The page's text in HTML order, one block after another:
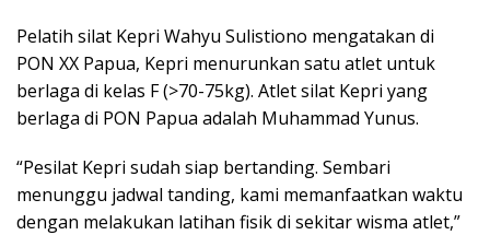
Pelatih silat Kepri Wahyu Sulistiono mengatakan di
PON XX Papua, Kepri menurunkan satu atlet untuk
berlaga di kelas F (>70-75kg). Atlet silat Kepri yang
berlaga di PON Papua adalah Muhammad Yunus.
“Pesilat Kepri sudah siap bertanding. Sembari
menunggu jadwal tanding, kami memanfaatkan waktu
dengan melakukan latihan fisik di sekitar wisma atlet,”